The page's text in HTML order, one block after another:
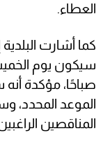
العطاء.
كما أشارت
صباحًا، مؤكدة
الموعد المحدد،
المناقصين